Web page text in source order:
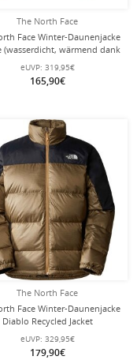
The North Face
Face Winter-Daunenjacke
(wasserdicht, wärmend dank
braun/bunt Herren
eUVP: 319,95€
165,90€
The North Face
Face Winter-Daunenjacke
Diablo Recycled Jacket
gold/schwarz
Herren
eUVP: 329,95€
179,90€